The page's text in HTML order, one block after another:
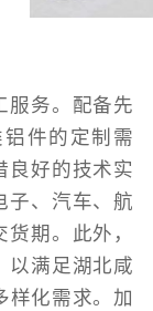
服务。配备先
件的定制需
良好的技术实
子、汽车、航
期。此外，
以满足湖北咸
样化需求。加